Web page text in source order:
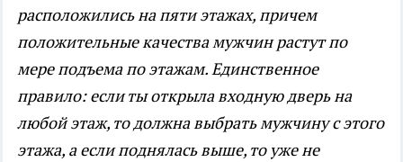
расположились на пяти этажах, причем
положительные качества мужчин растут по
мере подъема по этажам. Единственное
правило: если ты открыла входную дверь на
любой этаж, то должна выбрать мужчину с этого
этажа, а если поднялась выше, то уже не